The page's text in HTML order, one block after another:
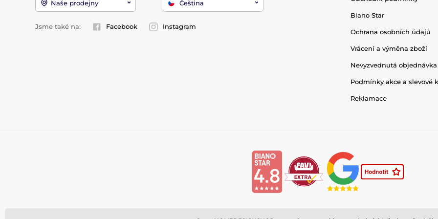
Naše prodejny Čeština
Jsme také na: Facebook Instagram
Biano Star
Ochrana osobních údajů
Vrácení a výměna zboží
Nevyzvednutá
Podmínky akce a slevové
Reklamace